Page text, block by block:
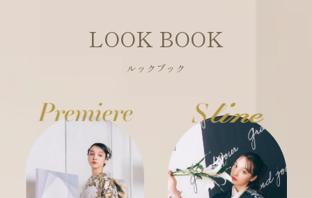
LOOK BOOK
ルックブック